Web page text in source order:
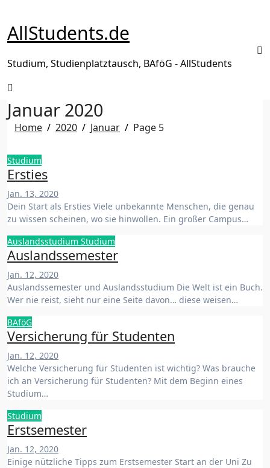
springen
AllStudents.de
Studium, Studienplatztausch, BAföG - AllStudents
Januar 2020
Home 2020 Januar Page 5
Studium
Ersties
Jan. 13, 2020
Dein Start als Ersties Viele unbekannte Menschen, die genau
zu wissen scheinen, wo sie hinwollen. Ein großer Campus…
Auslandsstudium Studium
Auslandssemester
Jan. 12, 2020
Auslandssemester und Auslandsstudium Die Welt ist ein Buch.
Wer nie reist, sieht nur eine Seite davon… diese weisen…
BAföG
Versicherung für Studenten
Jan. 12, 2020
Welche Versicherung für Studenten ist wichtig? Was brauche
ich an Versicherung für Studenten? Mit dem Beginn eines
Studium…
Studium
Erstsemester
Jan. 12, 2020
Einige nützliche Tipps zum Erstsemester Start an der Uni Zu